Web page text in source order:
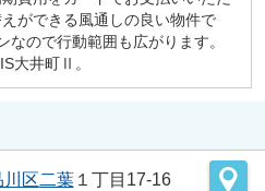
ができる風通しの良い物件で
ので行動範囲も広がります。
大井町Ⅱ。
川区二葉 １丁目17-16